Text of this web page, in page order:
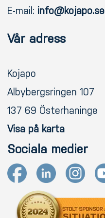
E-mail: info@kojapo.se
Vår adress
Kojapo
Albybergsringen 107
137 69 Österhaninge
Visa på karta
Sociala medier